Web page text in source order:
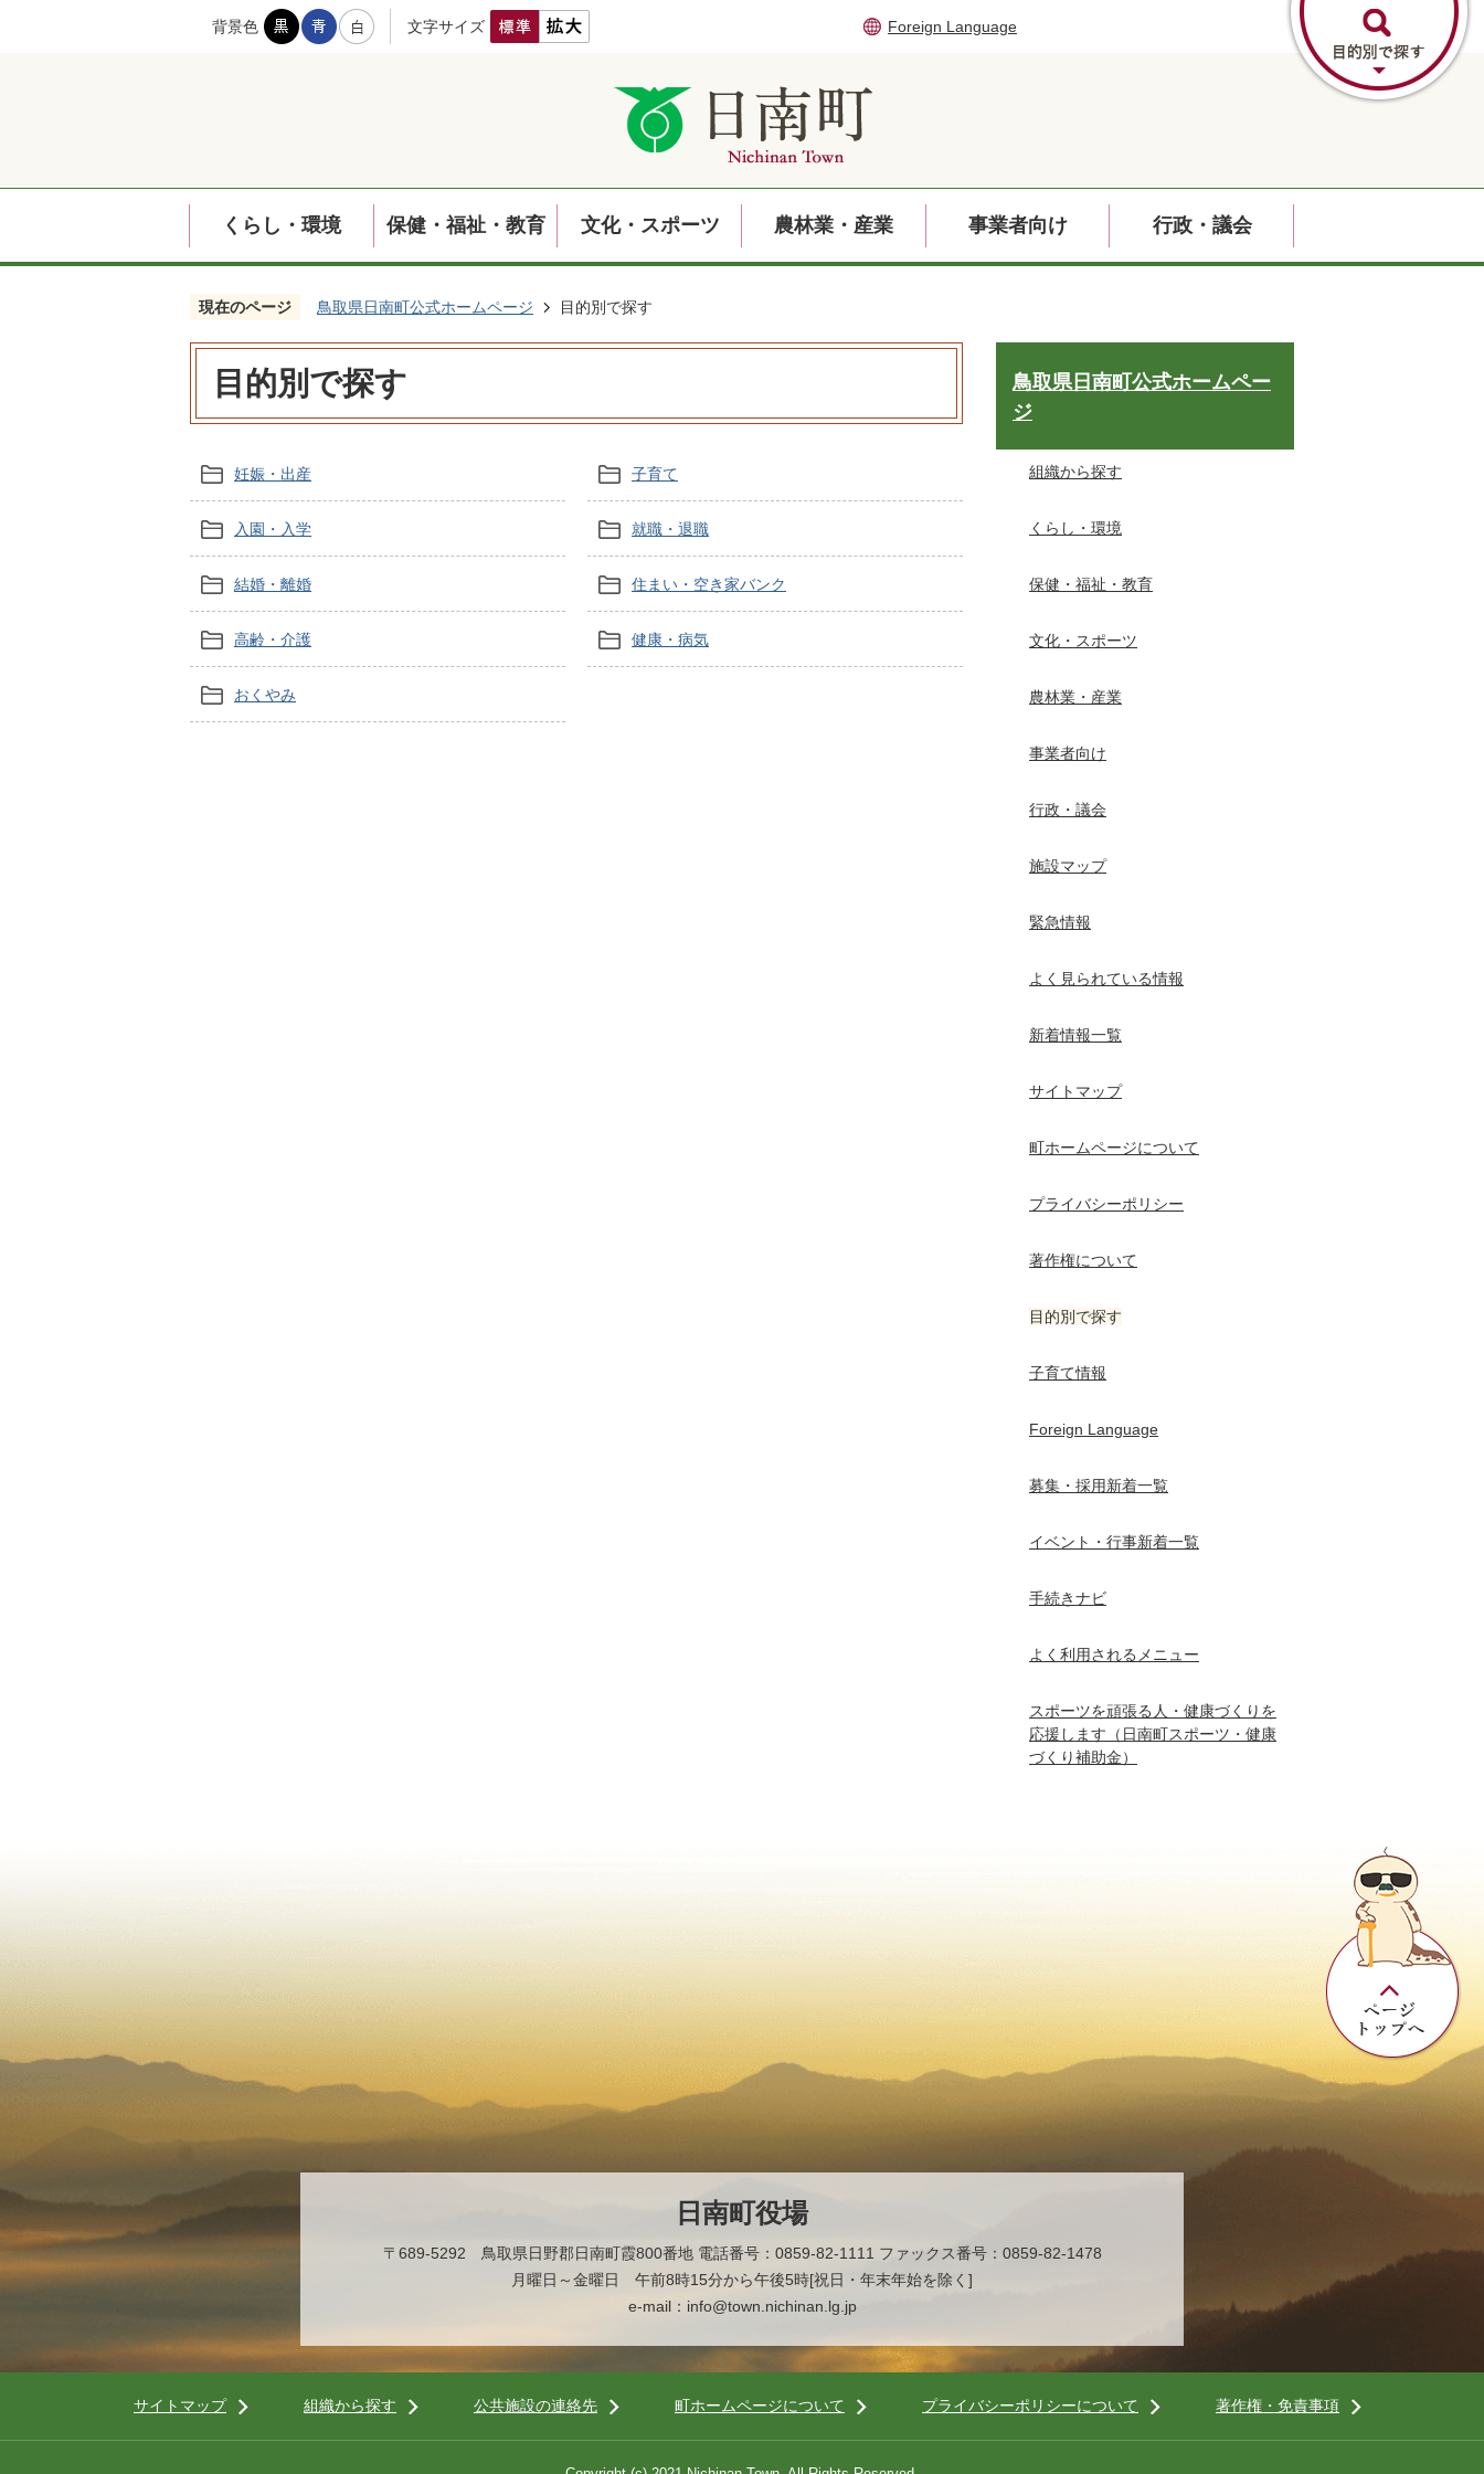
背景色 文字サイズ Foreign Language
くらし・環境 保健・福祉・教育 文化・スポーツ 農林業・産業 事業者向け 行政・議会
現在のページ 鳥取県日南町公式ホームページ 目的別で探す
目的別で探す
妊娠・出産 子育て
入園・入学 就職・退職
結婚・離婚 住まい・空き家バンク
高齢・介護 健康・病気
おくやみ
鳥取県日南町公式ホームペー
ジ
組織から探す
くらし・環境
保健・福祉・教育
文化・スポーツ
農林業・産業
事業者向け
行政・議会
施設マップ
緊急情報
よく見られている情報
新着情報一覧
サイトマップ
町ホームページについて
プライバシーポリシー
著作権について
目的別で探す
子育て情報
Foreign Language
募集・採用新着一覧
イベント・行事新着一覧
手続きナビ
よく利用されるメニュー
スポーツを頑張る人・健康づくりを
応援します（日南町スポーツ・健康
づくり補助金）
日南町役場
〒689-5292 鳥取県日野郡日南町霞800番地 電話番号：0859-82-1111 ファックス番号：0859-82-1478
月曜日～金曜日 午前8時15分から午後5時[祝日・年末年始を除く]
e-mail：info@town.nichinan.lg.jp
サイトマップ 組織から探す 公共施設の連絡先 町ホームページについて プライバシーポリシーについて 著作権・免責事項